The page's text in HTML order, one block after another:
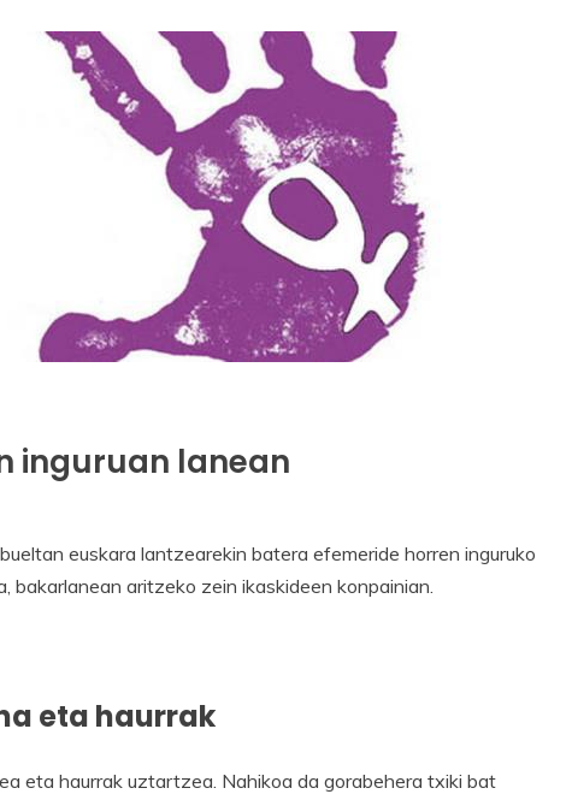
inguruan lanean
euskara lantzearekin batera efemeride horren inguruko
bakarlanean aritzeko zein ikaskideen konpainian.
eta haurrak
eta haurrak uztartzea. Nahikoa da gorabehera txiki bat